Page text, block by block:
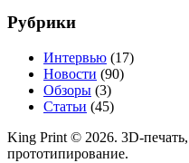
Рубрики
Интервью (17)
Новости (90)
Обзоры (3)
Статьи (45)
King Print © 2026. 3D-
прототипирование.